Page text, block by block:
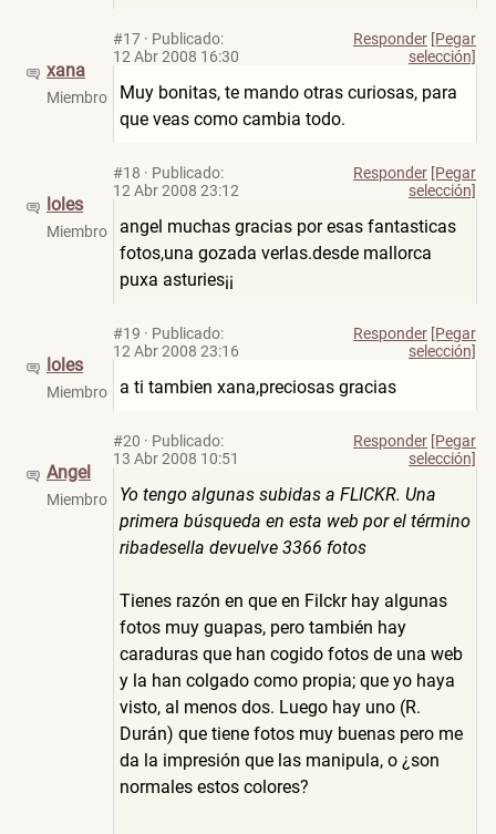
xana
Miembro
#17 · Publicado:
12 Abr 2008 16:30
Responder [Pegar
selección]
Muy bonitas, te mando otras curiosas, para
que veas como cambia todo.
loles
Miembro
#18 · Publicado:
12 Abr 2008 23:12
Responder [Pegar
selección]
angel muchas gracias por esas fantasticas
fotos,una gozada verlas.desde mallorca
puxa asturies¡¡
loles
Miembro
#19 · Publicado:
12 Abr 2008 23:16
Responder [Pegar
selección]
a ti tambien xana,preciosas gracias
Angel
Miembro
#20 · Publicado:
13 Abr 2008 10:51
Responder [Pegar
selección]
Yo tengo algunas subidas a FLICKR. Una
primera búsqueda en esta web por el término
ribadesella devuelve 3366 fotos
Tienes razón en que en Filckr hay algunas
fotos muy guapas, pero también hay
caraduras que han cogido fotos de una web
y la han colgado como propia; que yo haya
visto, al menos dos. Luego hay uno (R.
Durán) que tiene fotos muy buenas pero me
da la impresión que las manipula, o ¿son
normales estos colores?